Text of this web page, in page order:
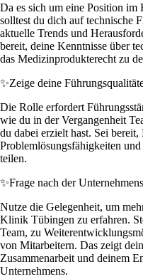
Da es sich um eine Position
solltest du dich auf technische
aktuelle Trends und
bereit, deine Kenntnisse über
das Medizinprodukterecht zu
✨Zeige deine
Die Rolle erfordert
wie du in der Vergangenheit
du dabei erzielt hast. Sei
Problemlösungsfähigkeiten
teilen.
✨Frage nach der
Nutze die Gelegenheit, um
Klinik Tübingen zu erfahren.
Team, zu
von Mitarbeitern. Das zeigt
Zusammenarbeit und deinem
Unternehmens.